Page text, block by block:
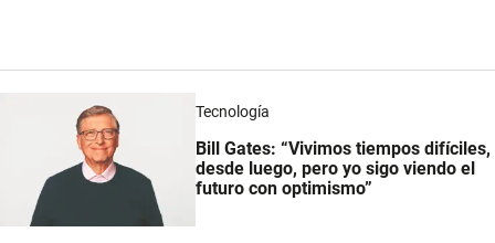
Tecnología
Bill Gates: “Vivimos tiempos difíciles,
desde luego, pero yo sigo viendo el
futuro con optimismo”